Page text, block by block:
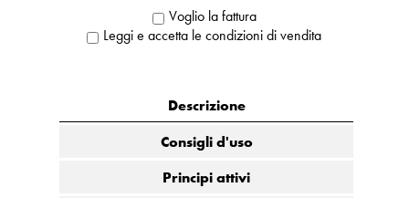
Voglio la fattura
Leggi e accetta le condizioni di vendita
Descrizione
Consigli d'uso
Principi attivi